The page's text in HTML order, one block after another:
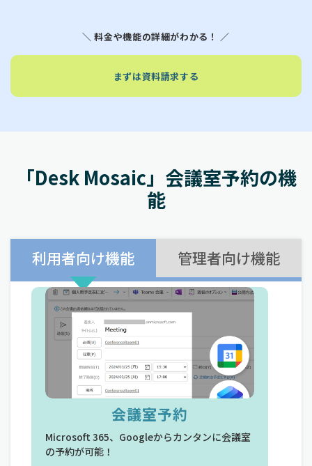
＼ 料金や機能の詳細がわかる！ ／
まずは資料請求する
「Desk Mosaic」会議室予約の機
能
利用者向け機能
会議室予約
Microsoft 365、Googleからカンタンに会議室
の予約が可能！
管理者向け機能
会議室の稼働分析
会議室ごとの稼働率や利用状況をCSV形